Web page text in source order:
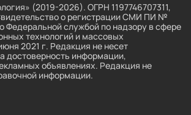
(2019-2026). ОГРН 1197746707311,
о регистрации СМИ ПИ №
Федеральной службой по надзору в сфере
технологий и массовых
2021 г. Редакция не несет
достоверность информации,
объявлениях. Редакция не
информации.